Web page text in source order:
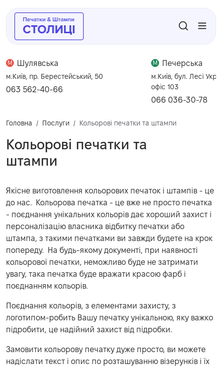
M Шулявська
м.Київ, пр. Берестейський, 50
063 562-40-66
M Печерська
м.Київ, бул. Лесі
офіс 103
066 036-30-78
Головна Послуги Кольорові печатки та штампи
Кольорові печатки та
штампи
Якісне виготовлення кольорових печаток і штампів - це
до нас. Кольорова печатка - це вже не просто печатка
- поєднання унікальних кольорів дає хороший захист і
персоналізацію власника відбитку печатки або
штампа, з такими печатками ви завжди будете на крок
попереду. На будь-якому документі, при наявності
кольорової печатки, неможливо буде не затримати
увагу, така печатка буде вражати красою фарб і
поєднанням кольорів.
Поєднання кольорів, з елементами захисту, з
логотипом-робить Вашу печатку унікальною, яку важко
підробити, це надійний захист від підробки.
Замовити кольорову печатку дуже просто, ви можете
надіслати текст і опис по розташуванню візерунків і їх